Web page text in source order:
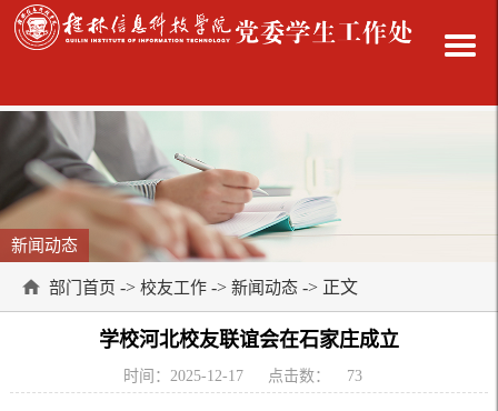
新闻动态
部门首页 -> 校友工作 -> 新闻动态 -> 正文
学校河北校友联谊会在石家庄成立
时间：2025-12-17 点击数： 73